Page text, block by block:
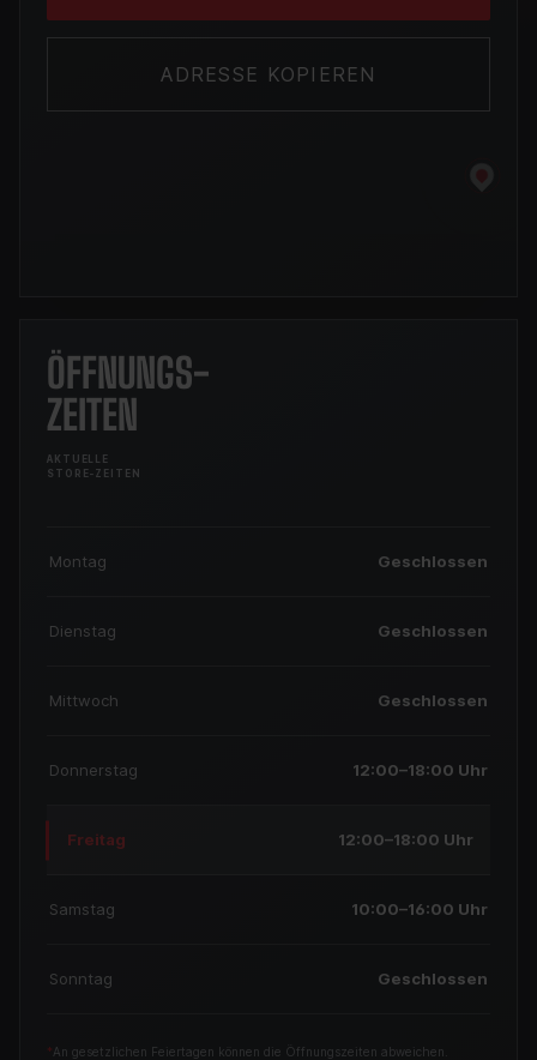
ADRESSE KOPIEREN
ÖFFNUNGS-
ZEITEN
AKTUELLE
STORE-ZEITEN
Montag Geschlossen
Dienstag Geschlossen
Mittwoch Geschlossen
Donnerstag 12:00–18:00 Uhr
Freitag 12:00–18:00 Uhr
Samstag 10:00–16:00 Uhr
Sonntag Geschlossen
*An gesetzlichen Feiertagen können die Öffnungszeiten abweichen.